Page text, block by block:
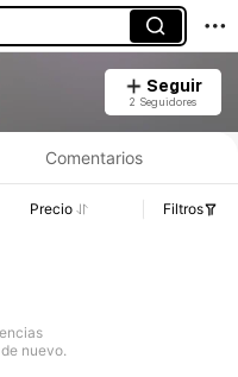
Seguir
2 Seguidores
Comentarios
Precio Filtros
nuevo.